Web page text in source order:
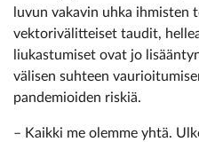
luvun vakavin uhka ihmisten
vektorivälitteiset taudit,
liukastumiset ovat jo
välisen suhteen
pandemioiden riskiä.
– Kaikki me olemme yhtä.